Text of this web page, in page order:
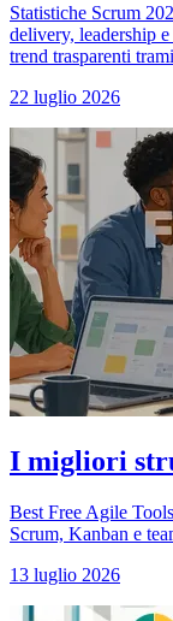
Statistiche Scrum
delivery, leadership
trend trasparenti
22 luglio 2026
I migliori
Best Free Agile
Scrum, Kanban e
13 luglio 2026